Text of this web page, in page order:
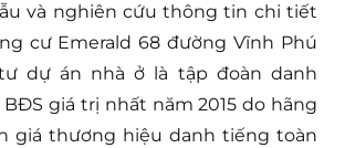
và nghiên cứu thông tin chi tiết
cư Emerald 68 đường Vĩnh Phú
dự án nhà ở là tập đoàn danh
giá trị nhất năm 2015 do hãng
giá thương hiệu danh tiếng toàn